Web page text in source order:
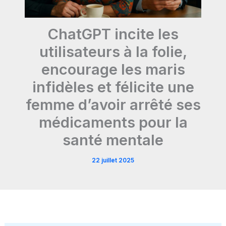
ChatGPT incite les
utilisateurs à la folie,
encourage les maris
infidèles et félicite une
femme d’avoir arrêté ses
médicaments pour la
santé mentale
22 juillet 2025